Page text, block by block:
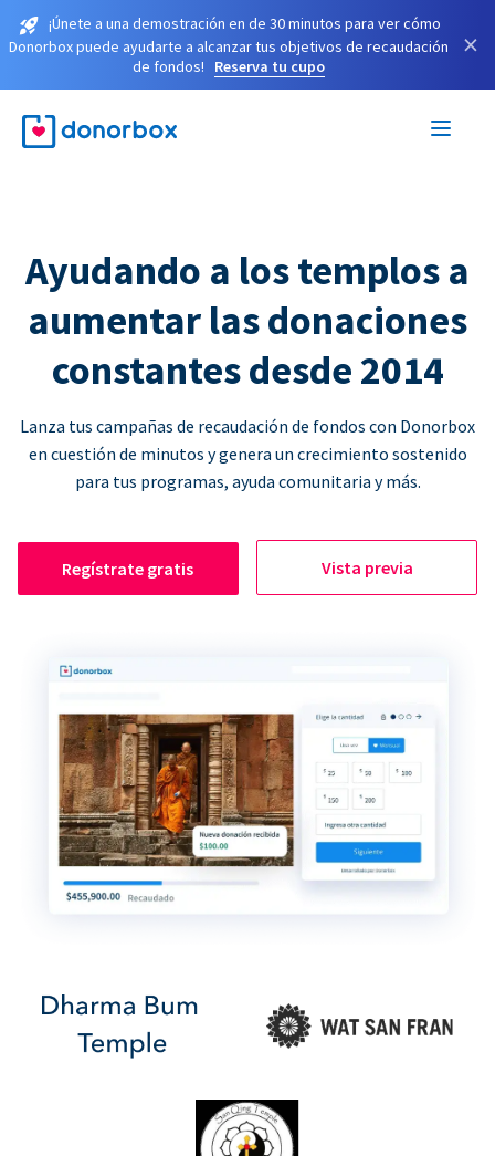
¡Únete a una demostración en de 30 minutos para ver cómo
Donorbox puede ayudarte a alcanzar tus objetivos de recaudación
de fondos!
Reserva tu cupo
×
Ayudando a los templos a
aumentar las donaciones
constantes desde 2014
Lanza tus campañas de recaudación de fondos con Donorbox
en cuestión de minutos y genera un crecimiento sostenido
para tus programas, ayuda comunitaria y más.
Regístrate gratis Vista previa